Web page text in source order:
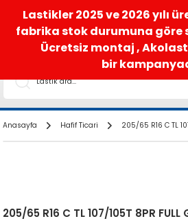
satis@akolastik.com 0 850 285 63 85
Anasayfa Hafif Ticari 205/65 R16 C TL
205/65 R16 C TL 107/105T 8PR FULL
Lastikler 2025 ve 2026 yılı
fabrika stok durumuna göre
Ücretsiz montaj ,
bir